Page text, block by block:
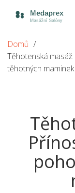
Domů
Těhotenská
těhotných maminek